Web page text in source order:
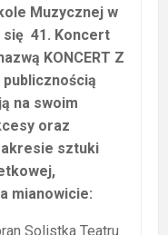
Muzycznej w
się 41. Koncert
KONCERT Z
publicznością
na swoim
oraz
sztuki
mianowicie:
Solistka Teatru